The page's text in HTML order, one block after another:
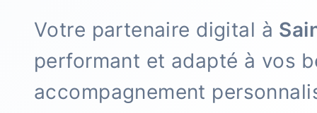
Votre partenaire digital à
performant et adapté à vos
accompagnement